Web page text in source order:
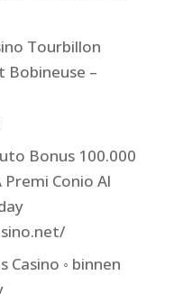
Tourbillon
–
Bonus 100.000
Premi Conio Al
Casino ◦ binnen